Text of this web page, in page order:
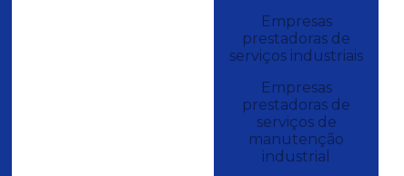
Empresas
prestadoras de
serviços industriais
Empresas
prestadoras de
serviços de
manutenção
industrial